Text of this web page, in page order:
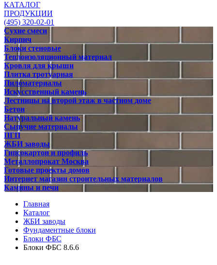
КАТАЛОГ
ПРОДУКЦИИ
(495) 320-02-01
Сухие смеси
Кирпич
Блоки стеновые
Теплоизоляционный материал
Кровля для крыши
Плитка тротуарная
Пиломатериалы
Искусственный камень
Лестницы на второй этаж в частном доме
Бетон
Натуральный камень
Сыпучие материалы
ПГП
ЖБИ заводы
Гипсокартон и профиль
Металлопрокат Москва
Готовые проекты домов
Интернет магазин строительных материалов
Камины и печи
Главная
Каталог
ЖБИ заводы
Фундаментные блоки
Блоки ФБС
Блоки ФБС 8.6.6